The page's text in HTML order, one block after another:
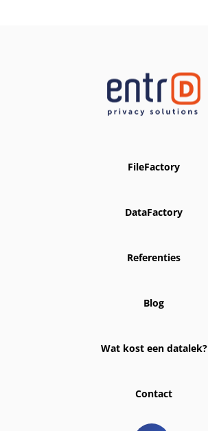
FileFactory
DataFactory
Referenties
Blog
Wat kost een datalek?
Contact